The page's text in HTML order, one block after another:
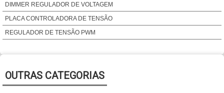
DIMMER REGULADOR DE VOLTAGEM
PLACA CONTROLADORA DE TENSÃO
REGULADOR DE TENSÃO PWM
OUTRAS CATEGORIAS